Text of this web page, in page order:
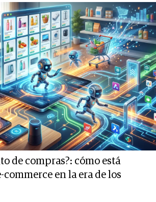
de compras?: cómo está
commerce en la era de los